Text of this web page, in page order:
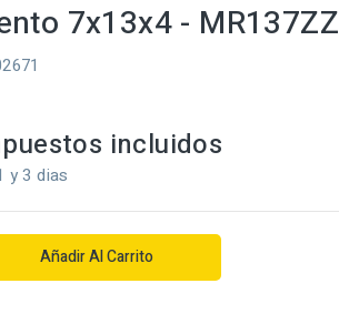
7x13x4 - MR137ZZ
incluidos
y 3 dias
Añadir Al Carrito